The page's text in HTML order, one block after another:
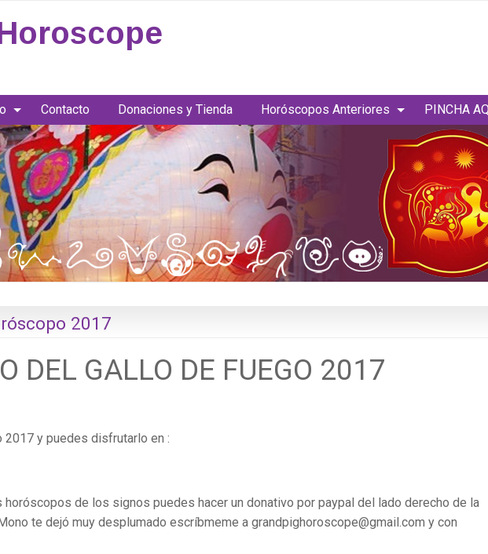
Contacto Donaciones y Tienda Horóscopos Anteriores PINCHA
2017
DEL GALLO DE FUEGO 2017
y puedes disfrutarlo en :
horóscopos de los signos puedes hacer un donativo por paypal del lado derecho de la
te dejó muy desplumado escríbmeme a grandpighoroscope@gmail.com y con